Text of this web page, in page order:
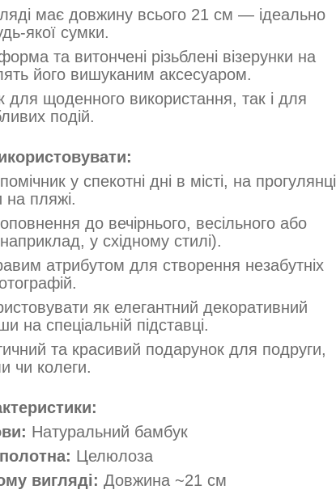
має довжину всього 21 см — ідеально
якої сумки.
та витончені різьблені візерунки на
його вишуканим аксесуаром.
для щоденного використання, так і для
подій.
у спекотні дні в місті, на прогулянці
на пляжі.
до вечірнього, весільного або
у східному стилі).
атрибутом для створення незабутніх
як елегантний декоративний
на спеціальній підставці.
та красивий подарунок для подруги,
чи колеги.
Натуральний бамбук
Целюлоза
вигляді: Довжина ~21 см